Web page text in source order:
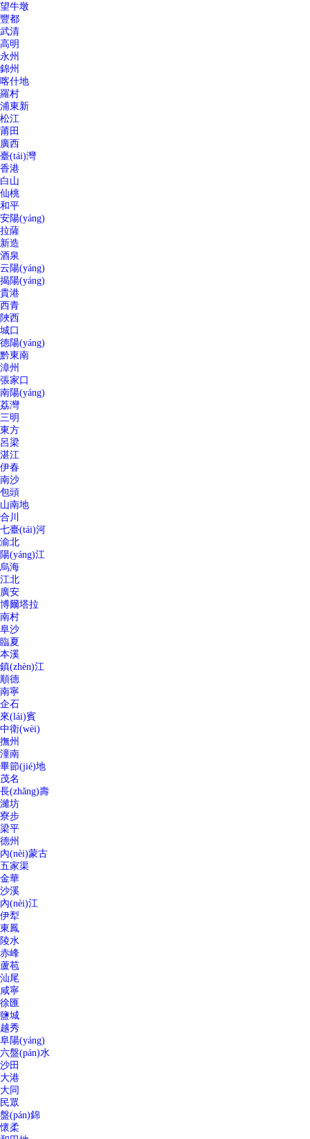
望牛墩
豐都
武清
高明
永州
錦州
喀什地
羅村
浦東新
松江
莆田
廣西
臺(tái)灣
香港
白山
仙桃
和平
安陽(yáng)
拉薩
新造
酒泉
云陽(yáng)
揭陽(yáng)
貴港
西青
陜西
城口
德陽(yáng)
黔東南
漳州
張家口
南陽(yáng)
荔灣
三明
東方
呂梁
湛江
伊春
南沙
包頭
山南地
合川
七臺(tái)河
渝北
陽(yáng)江
烏海
江北
廣安
博爾塔拉
南村
阜沙
臨夏
本溪
鎮(zhèn)江
順德
南寧
企石
來(lái)賓
中衛(wèi)
撫州
潼南
畢節(jié)地
茂名
長(zhǎng)壽
濰坊
寮步
梁平
德州
內(nèi)蒙古
五家渠
金華
沙溪
內(nèi)江
伊犁
東鳳
陵水
赤峰
蘆苞
汕尾
咸寧
徐匯
鹽城
越秀
阜陽(yáng)
六盤(pán)水
沙田
大港
大同
民眾
盤(pán)錦
懷柔